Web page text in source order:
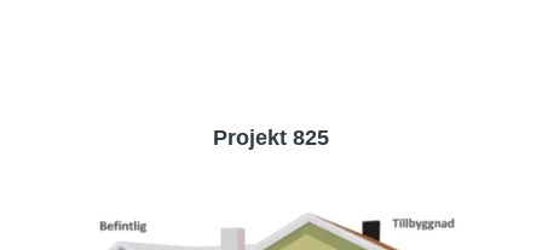
Projekt 825